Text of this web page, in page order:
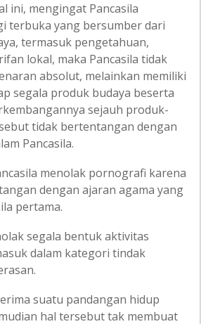
ini, mengingat Pancasila
terbuka yang bersumber dari
termasuk pengetahuan,
lokal, maka Pancasila tidak
absolut, melainkan memiliki
segala produk budaya beserta
sejauh produk-
tidak bertentangan dengan
Pancasila.
menolak pornografi karena
dengan ajaran agama yang
pertama.
segala bentuk aktivitas
dalam kategori tindak
suatu pandangan hidup
hal tersebut tak membuat